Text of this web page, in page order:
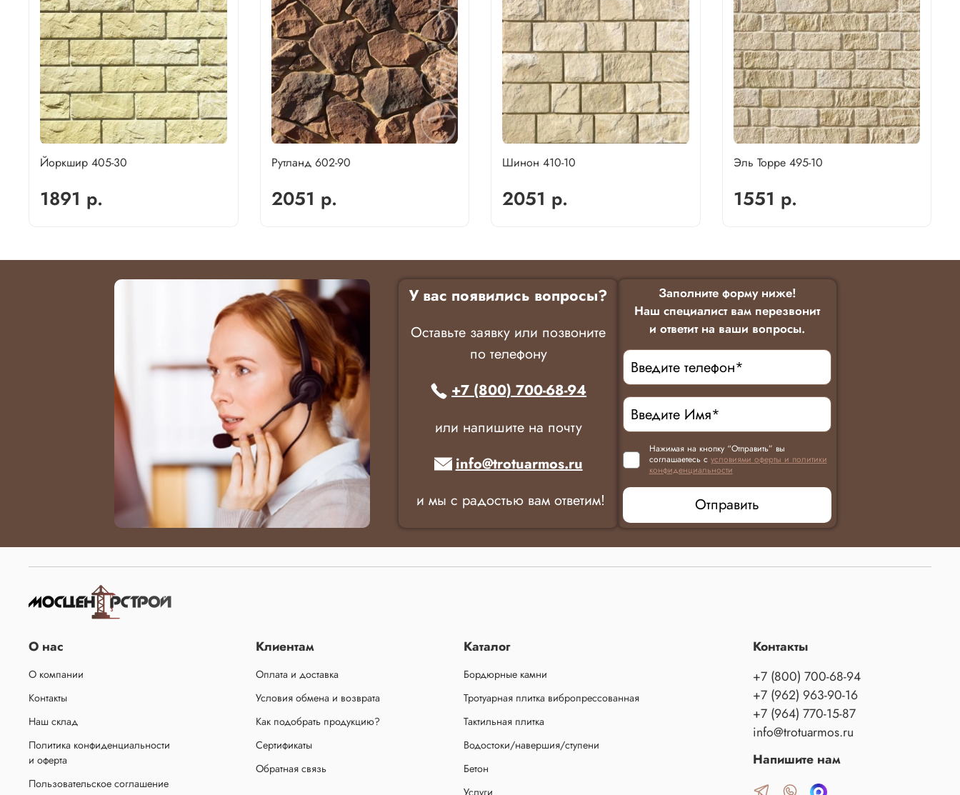
Йоркшир 405-30
1891 р.
Рутланд 602-90
2051 р.
Шинон 410-10
2051 р.
Эль Торре 495-10
1551 р.
У вас появились вопросы?
Оставьте заявку или позвоните
по телефону
+7 (800) 700-68-94
или напишите на почту
info@trotuarmos.ru
и мы с радостью вам ответим!
Заполните форму ниже!
Наш специалист вам перезвонит
и ответит на ваши вопросы.
Нажимая на кнопку “Отправить” вы
соглашаетесь с условиями оферты и политики
конфиденциальности
Отправить
О нас
О компании
Контакты
Наш склад
Политика конфиденциальности
и оферта
Пользовательское соглашение
Клиентам
Оплата и доставка
Условия обмена и возврата
Как подобрать продукцию?
Сертификаты
Обратная связь
Каталог
Бордюрные камни
Тротуарная плитка вибропрессованная
Тактильная плитка
Водостоки/навершия/ступени
Бетон
Услуги
Контакты
+7 (800) 700-68-94
+7 (962) 963-90-16
+7 (964) 770-15-87
info@trotuarmos.ru
Напишите нам